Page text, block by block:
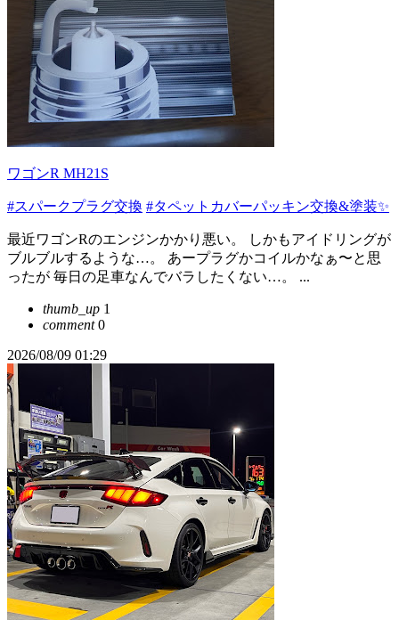
ワゴンR MH21S
#スパークプラグ交換 #タペットカバーパッキン交換&塗装✨
最近ワゴンRのエンジンかかり悪い。 しかもアイドリングが
ブルブルするような…。 あープラグかコイルかなぁ〜と思
ったが 毎日の足車なんでバラしたくない…。 ...
thumb_up 1
comment0
2026/08/09 01:29